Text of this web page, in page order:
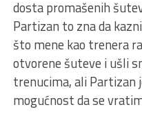
dosta promašenih
Partizan to zna da
što mene kao trenera
otvorene šuteve i ušli
trenucima, ali Partizan
mogućnost da se